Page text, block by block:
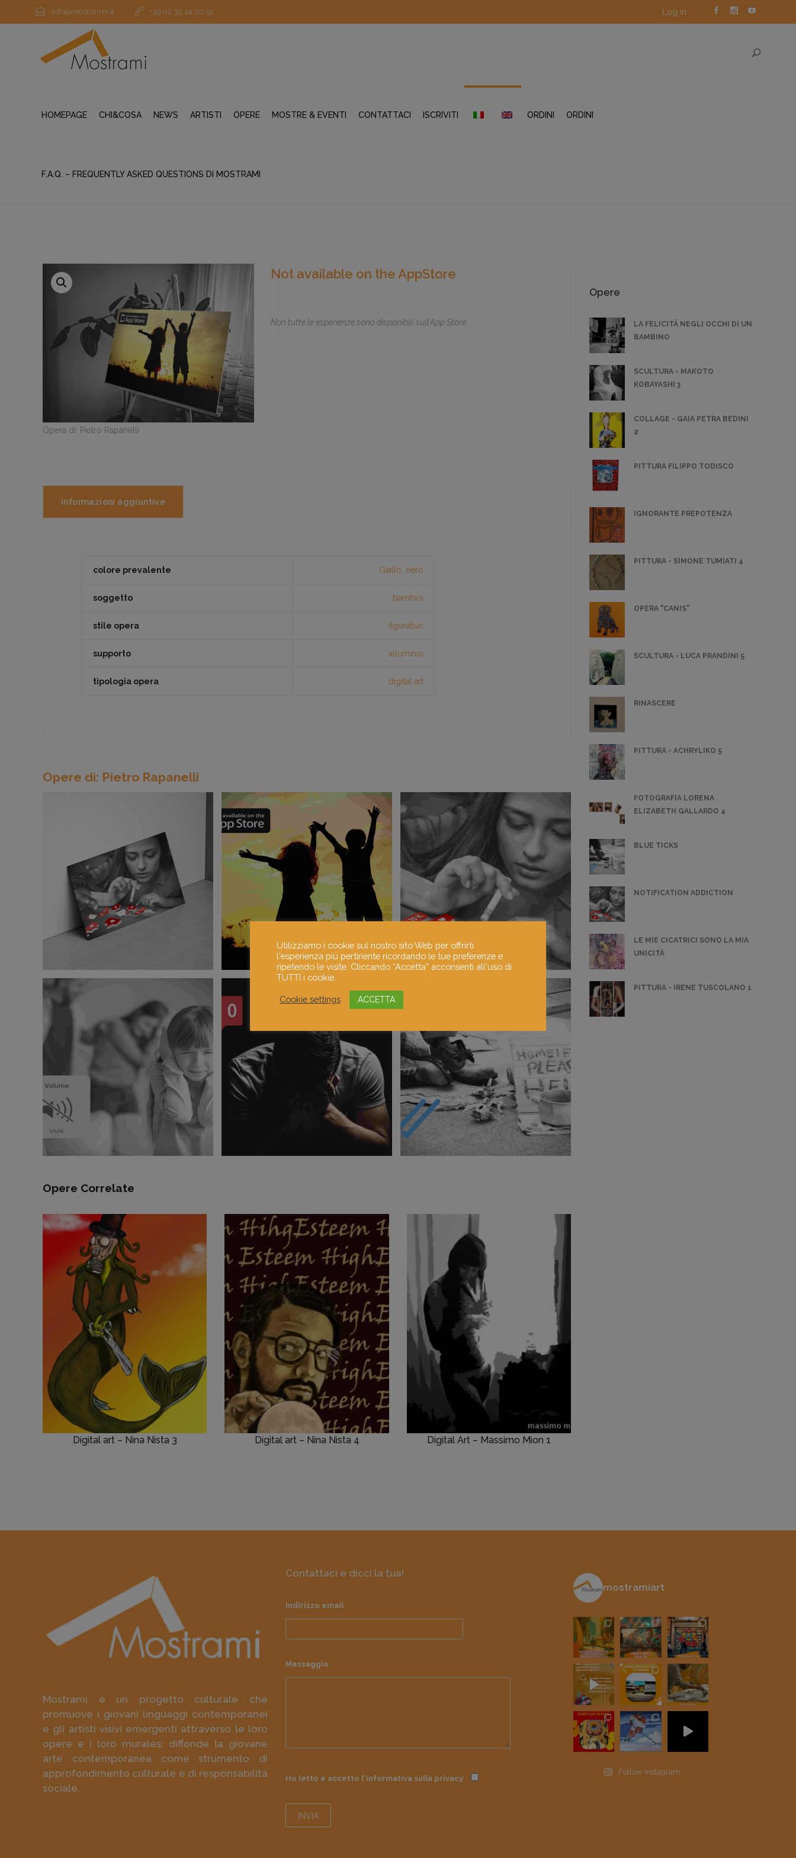
info@mostra-mi.it +39 02 39 44 00 92 Log in
HOMEPAGE CHI&COSA NEWS ARTISTI OPERE MOSTRE & EVENTI CONTATTACI ISCRIVITI ORDINI ORDINI
F.A.Q. – FREQUENTLY ASKED QUESTIONS DI MOSTRAMI
Opera di: Pietro Rapanelli
Not available on the AppStore
Non tutte le esperienze sono disponibili sull’App Store
Informazioni aggiuntive
colore prevalente Giallo nero
soggetto bambini
stile opera figurativo
supporto alluminio
tipologia opera digital art
Opere di: Pietro Rapanelli
Opere Correlate
Digital art – Nina Nista 3 Digital art – Nina Nista 4 Digital Art – Massimo Mion 1
Opere
LA FELICITÀ NEGLI OCCHI DI UN
BAMBINO
SCULTURA - MAKOTO
KOBAYASHI 3
COLLAGE - GAIA PETRA BEDINI
2
PITTURA FILIPPO TODISCO
IGNORANTE PREPOTENZA
PITTURA - SIMONE TUMIATI 4
OPERA "CANIS"
SCULTURA - LUCA PRANDINI 5
RINASCERE
PITTURA - ACHRYLIKO 5
FOTOGRAFIA LORENA
ELIZABETH GALLARDO 4
BLUE TICKS
NOTIFICATION ADDICTION
LE MIE CICATRICI SONO LA MIA
UNICITÀ
PITTURA - IRENE TUSCOLANO 1
Mostrami è un progetto culturale che
promuove i giovani linguaggi contemporanei
e gli artisti visivi emergenti attraverso le loro
opere e i loro murales; diffonde la giovane
arte contemporanea come strumento di
approfondimento culturale e di responsabilità
sociale.
Contattaci e dicci la tua!
Indirizzo email
Messaggio
Ho letto e accetto l'informativa sulla privacy
mostramiart
Follow Instagram
Utilizziamo i cookie sul nostro sito Web per offrirti
l'esperienza più pertinente ricordando le tue preferenze e
ripetendo le visite. Cliccando “Accetta” acconsenti all'uso di
TUTTI i cookie.
Cookie settings ACCETTA